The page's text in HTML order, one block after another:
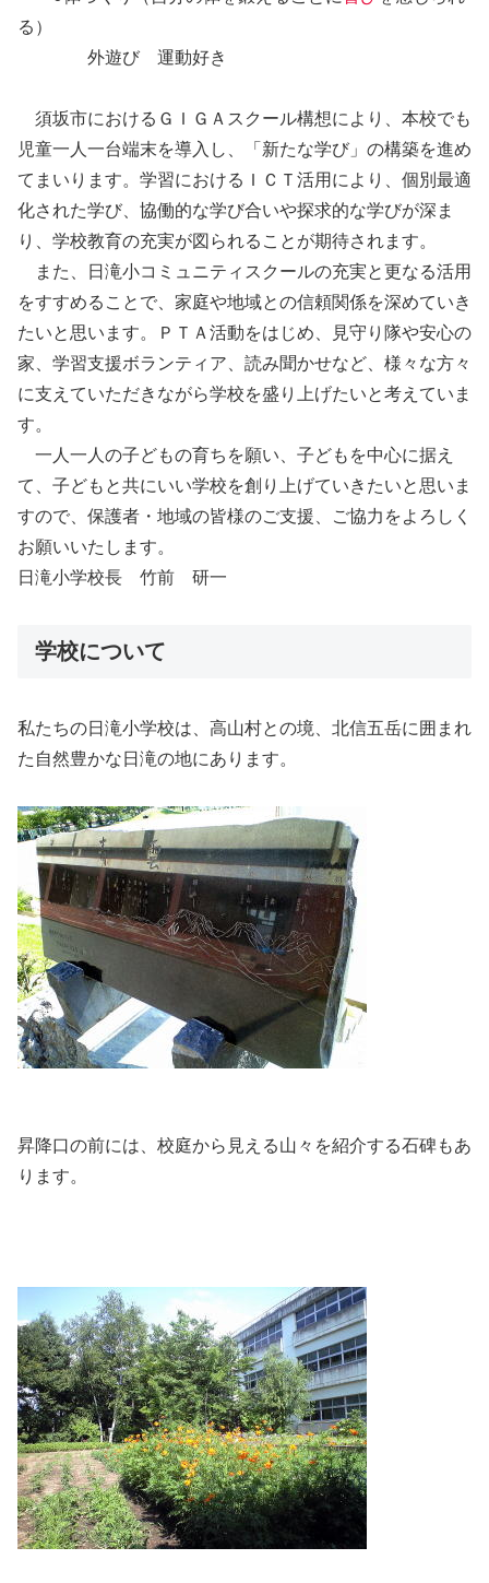
る）
外遊び 運動好き
須坂市におけるＧＩＧＡスクール構想により、本校でも
児童一人一台端末を導入し、「新たな学び」の構築を進め
てまいります。学習におけるＩＣＴ活用により、個別最適
化された学び、協働的な学び合いや探求的な学びが深ま
り、学校教育の充実が図られることが期待されます。
また、日滝小コミュニティスクールの充実と更なる活用
をすすめることで、家庭や地域との信頼関係を深めていき
たいと思います。ＰＴＡ活動をはじめ、見守り隊や安心の
家、学習支援ボランティア、読み聞かせなど、様々な方々
に支えていただきながら学校を盛り上げたいと考えていま
す。
一人一人の子どもの育ちを願い、子どもを中心に据え
て、子どもと共にいい学校を創り上げていきたいと思いま
すので、保護者・地域の皆様のご支援、ご協力をよろしく
お願いいたします。
日滝小学校長 竹前 研一
学校について
私たちの日滝小学校は、高山村との境、北信五岳に囲まれ
た自然豊かな日滝の地にあります。
昇降口の前には、校庭から見える山々を紹介する石碑もあ
ります。